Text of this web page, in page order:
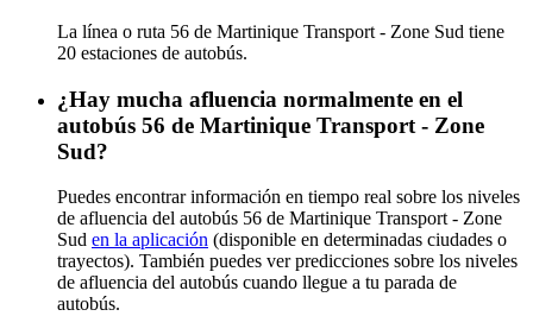
La línea o ruta 56 de Martinique Transport - Zone Sud tiene
20 estaciones de autobús.
¿Hay mucha afluencia normalmente en el
autobús 56 de Martinique Transport - Zone
Sud?
Puedes encontrar información en tiempo real sobre los niveles
de afluencia del autobús 56 de Martinique Transport - Zone
Sud en la aplicación (disponible en determinadas ciudades o
trayectos). También puedes ver predicciones sobre los niveles
de afluencia del autobús cuando llegue a tu parada de
autobús.